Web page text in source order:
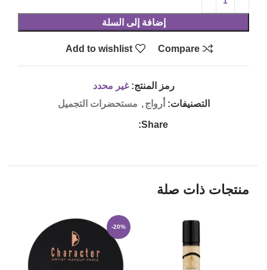
إضافة إلى السلة
Compare
Add to wishlist
رمز المنتج:غير محدد
التصنيفات: أرواج , مستحضرات التجميل
Share:
منتجات ذات صلة
-20%